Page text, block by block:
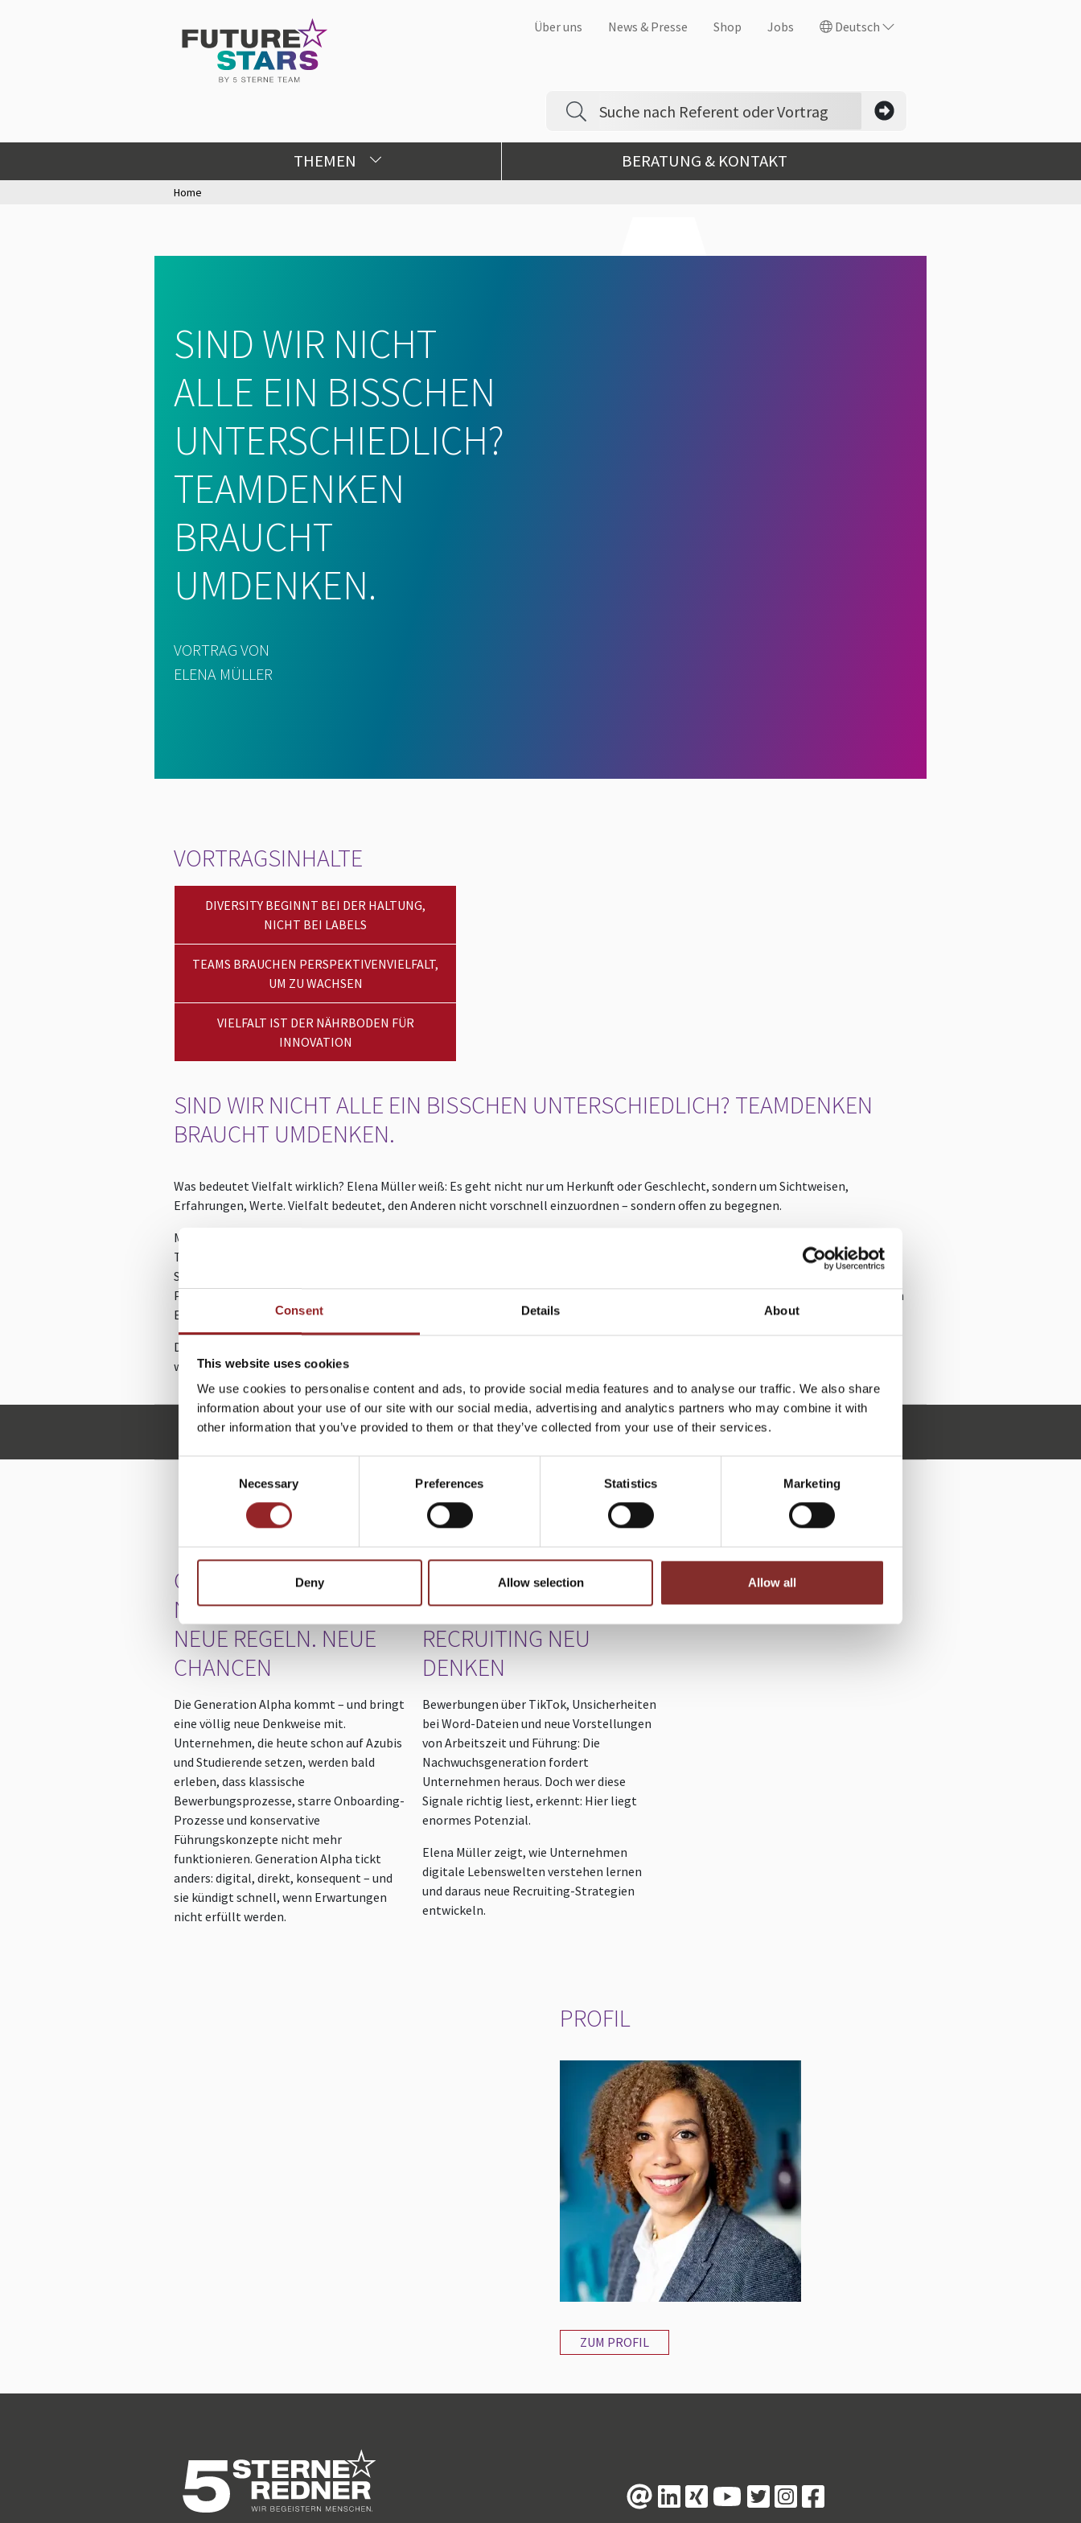
Consent Details About
This website uses cookies
We use cookies to personalise content and ads, to provide social media features and to analyse our traffic. We also share
information about your use of our site with our social media, advertising and analytics partners who may combine it with
other information that you’ve provided to them or that they’ve collected from your use of their services.
Consent
Necessary Preferences Statistics Marketing
Deny Allow selection Allow all
Über uns News & Presse Shop Jobs Deutsch
THEMEN BERATUNG & KONTAKT
Home
SIND WIR NICHT
ALLE EIN BISSCHEN
UNTERSCHIEDLICH?
TEAMDENKEN
BRAUCHT
UMDENKEN.
VORTRAG VON
ELENA MÜLLER
VORTRAGSINHALTE
DIVERSITY BEGINNT BEI DER HALTUNG,
NICHT BEI LABELS
TEAMS BRAUCHEN PERSPEKTIVENVIELFALT,
UM ZU WACHSEN
VIELFALT IST DER NÄHRBODEN FÜR
INNOVATION
SIND WIR NICHT ALLE EIN BISSCHEN UNTERSCHIEDLICH? TEAMDENKEN
BRAUCHT UMDENKEN.
Was bedeutet Vielfalt wirklich? Elena Müller weiß: Es geht nicht nur um Herkunft oder Geschlecht, sondern um Sichtweisen,
Erfahrungen, Werte. Vielfalt bedeutet, den Anderen nicht vorschnell einzuordnen – sondern offen zu begegnen.
Mit persönlichen Geschichten und klaren Impulsen zeigt sie, wie Unternehmen Vielfalt lebbar machen, Vorurteile abbauen und echte
Teamkulturen entwickeln. Denn erst wenn Unterschiedlichkeit als Ressource erkannt wird, entsteht Innovationskraft. Der
Schwerpunkt liegt in der Praxis-Perspektive einer mitarbeiterorientierten Führung. Elena Müller teilt ihre einzigartige und ehrliche
Perspektive aus der Arbeit in und mit zahlreichen Teams, Abteilungen und Firmenkulturen. Sie zeigt genau auf, was einen gelungenen
Einstieg, gute Teamstrukturen, nachhaltige Mitarbeiterbindung mit Motivation und einer guten Führung genau ausmachen.
Dieser Vortrag ist ein Augenöffner für alle, die ihre Teamkultur weiterentwickeln und eine neue Offenheit im Miteinander schaffen
wollen.
e.mueller@future-stars.de +49 (0)821 790040-10 Elena Müller anfragen
WEITERE VORTRÄGE VON ELENA MÜLLER
GENERATION ALPHA:
NEUE GENERATION.
NEUE REGELN. NEUE
CHANCEN
Die Generation Alpha kommt – und bringt
eine völlig neue Denkweise mit.
Unternehmen, die heute schon auf Azubis
und Studierende setzen, werden bald
erleben, dass klassische
Bewerbungsprozesse, starre Onboarding-
Prozesse und konservative
Führungskonzepte nicht mehr
funktionieren. Generation Alpha tickt
anders: digital, direkt, konsequent – und
sie kündigt schnell, wenn Erwartungen
nicht erfüllt werden.
VON TIKTOK ZUR TOP-
FACHKRAFT –
RECRUITING NEU
DENKEN
Bewerbungen über TikTok, Unsicherheiten
bei Word-Dateien und neue Vorstellungen
von Arbeitszeit und Führung: Die
Nachwuchsgeneration fordert
Unternehmen heraus. Doch wer diese
Signale richtig liest, erkennt: Hier liegt
enormes Potenzial.
Elena Müller zeigt, wie Unternehmen
digitale Lebenswelten verstehen lernen
und daraus neue Recruiting-Strategien
entwickeln.
PROFIL
ZUM PROFIL